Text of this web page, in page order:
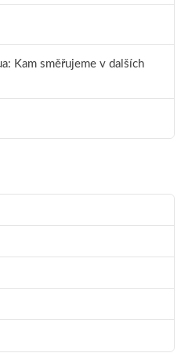
Kam směřujeme v dalších